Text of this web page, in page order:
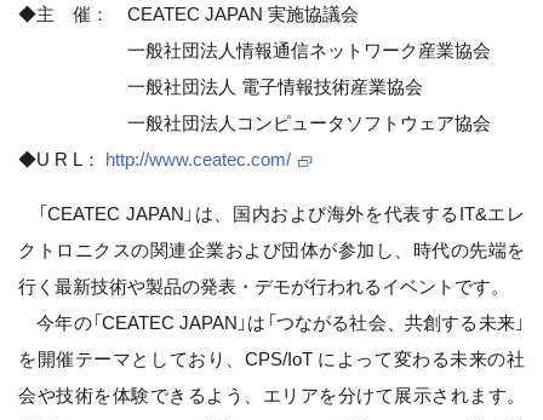
◆主 催： CEATEC JAPAN 実施協議会
一般社団法人情報通信ネットワーク産業協会
一般社団法人 電子情報技術産業協会
一般社団法人コンピュータソフトウェア協会
◆U R L： http://www.ceatec.com/
「CEATEC JAPAN」は、国内および海外を代表するIT&エレ
クトロニクスの関連企業および団体が参加し、時代の先端を
行く最新技術や製品の発表・デモが行われるイベントです。
今年の「CEATEC JAPAN」は「つながる社会、共創する未来」
を開催テーマとしており、CPS/IoT によって変わる未来の社
会や技術を体験できるよう、エリアを分けて展示されます。